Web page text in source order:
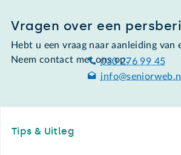
Vragen over een
Hebt u een vraag naar aanleiding van
Neem contact met ons op.030 276 99 45
info@seniorweb.nl
Tips & Uitleg